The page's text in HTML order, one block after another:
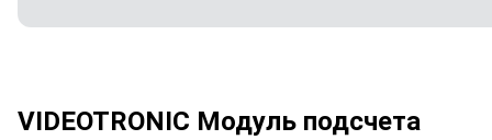
VIDEOTRONIC Модуль подсчета